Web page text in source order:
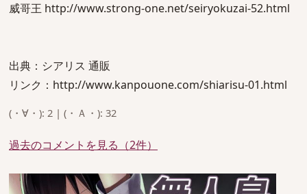
威哥王 http://www.strong-one.net/seiryokuzai-52.html
出典：シアリス 通販
リンク：http://www.kanpouone.com/shiarisu-01.html
(・∀・): 2 | (・Ａ・): 32
過去のコメントを見る（2件）